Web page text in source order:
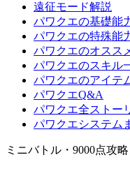
遠征モード解説
パワクエの基礎能
パワクエの特殊能
パワクエのオスス
パワクエのスキル
パワクエのアイテ
パワクエQ&A
パワクエ全ストー
パワクエシステム
ミニバトル・9000点攻略